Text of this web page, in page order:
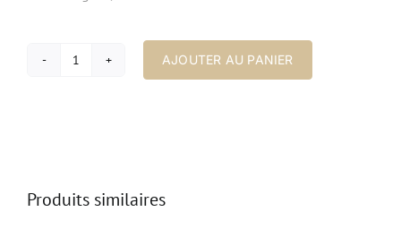
quantité
modèle
AJOUTER AU PANIER
Produits similaires